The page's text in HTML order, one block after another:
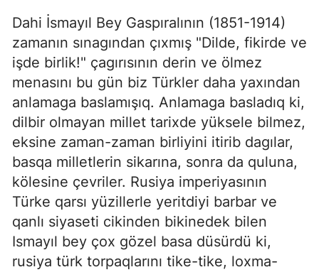
Dahi İsmayıl Bey Gaspıralının (1851-1914)
zamanın sınagından çıxmış "Dilde, fikirde ve
işde birlik!" çagırısının derin ve ölmez
menasını bu gün biz Türkler daha yaxından
anlamaga baslamışıq. Anlamaga basladıq ki,
dilbir olmayan millet tarixde yüksele bilmez,
eksine zaman-zaman birliyini itirib dagılar,
basqa milletlerin sikarına, sonra da quluna,
kölesine çevriler. Rusiya imperiyasının
Türke qarsı yüzillerle yeritdiyi barbar ve
qanlı siyaseti cikinden bikinedek bilen
Ismayıl bey çox gözel basa düsürdü ki,
rusiya türk torpaqlarını tike-tike, loxma-